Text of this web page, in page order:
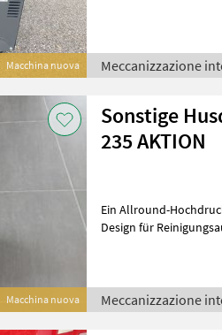
Macchina nuova Meccanizzazione
Macchina nuova
Sonstige
235 AKTION
Ein Allround-
Design für Reinigungsaufgaben
Meccanizzazione